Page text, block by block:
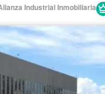
Industrial Inmobiliaria